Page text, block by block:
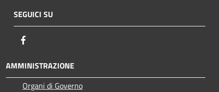
SEGUICI SU
AMMINISTRAZIONE
Organi di Governo